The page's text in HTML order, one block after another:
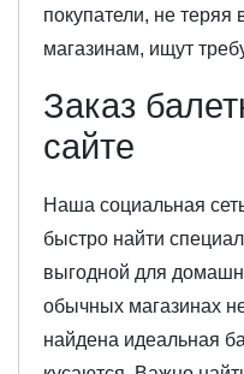
покупатели, не
магазинам, ищут
Заказ
сайте
Наша социальная
быстро найти
выгодной для
обычных магазинах
найдена идеальная